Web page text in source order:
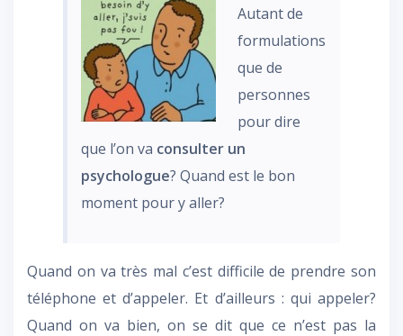
Autant de
formulations
que de
personnes
pour dire
que l’on va consulter un
psychologue? Quand est le bon
moment pour y aller?
Quand on va très mal c’est difficile de prendre son
téléphone et d’appeler. Et d’ailleurs : qui appeler?
Quand on va bien, on se dit que ce n’est pas la